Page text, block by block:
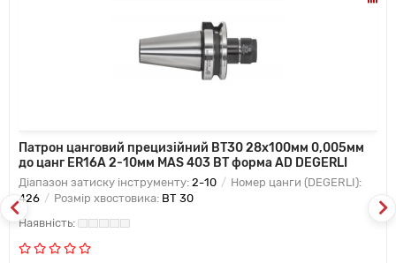
Патрон цанговий прецизійний BT30 28x100мм 0,005мм
до цанг ER16A 2-10мм MAS 403 BT форма AD DEGERLI
Діапазон затиску інструменту: 2-10
Номер цанги (DEGERLI):
426
Розмір хвостовика: BT 30